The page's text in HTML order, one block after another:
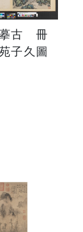
摹古 冊
子久圖